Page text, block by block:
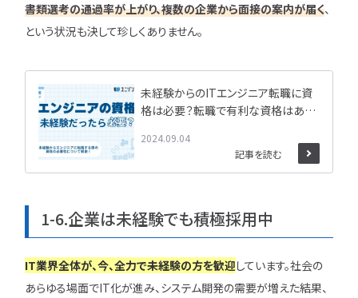
書類選考の通過率が上がり、複数の企業から面接の案内が届く、
という状況も決して珍しくありません。
2024.09.04
未経験からのITエンジニア転職に資
格は必要？転職で有利な資格はあ
記事を読む
1-6.企業は未経験でも積極採用中
IT業界全体が、今、全力で未経験の方を歓迎しています。社会の
あらゆる場面でIT化が進み、システム開発の需要が増えた結果、